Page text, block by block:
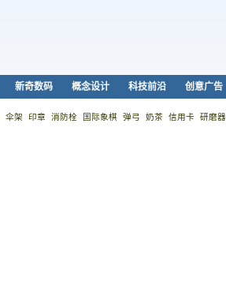
新奇数码 概念设计 科技前沿 创意广告
伞架 印章 消防栓 国际象棋 弹弓 奶茶 信用卡 研磨器